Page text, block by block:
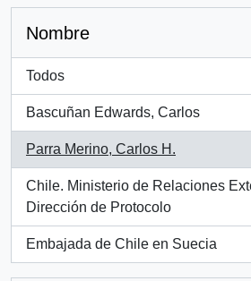
Nombre
Todos
Bascuñan Edwards, Carlos
, 1 resultados
Parra Merino, Carlos H.
, 1 resultados
Chile. Ministerio de Relaciones
Dirección de Protocolo
, 1 resultados
Embajada de Chile en Suecia
, 1 resultados